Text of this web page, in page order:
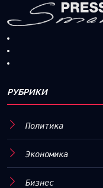
РУБРИКИ
Политика
Экономика
Бизнес